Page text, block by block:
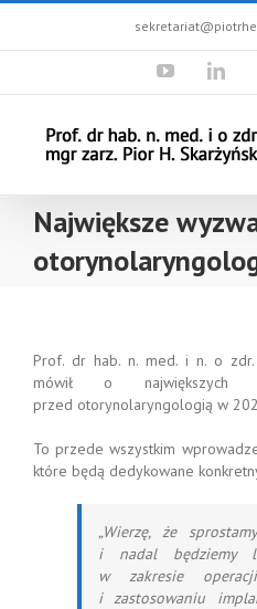
Youtube
Największe
Prof. dr hab. n. med. i n. o
mówił o największych
przed otorynolaryngologią w
To przede wszystkim
które będą dedykowane
„Wierzę, że
i nadal będziemy
w zakresie
i zastosowaniu